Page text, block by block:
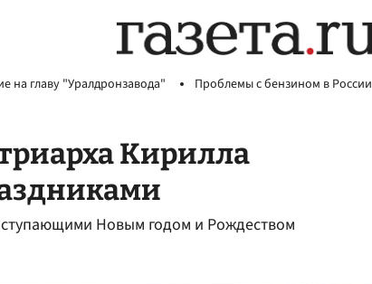
на главу "Уралдронзавода" Проблемы с бензином в России
Кирилла
Новым годом и Рождеством